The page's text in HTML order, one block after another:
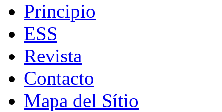
Principio
ESS
Revista
Contacto
Mapa del Sítio